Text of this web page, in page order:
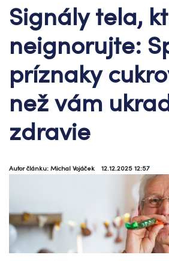
Signály tela,
neignorujte:
príznaky
než vám
zdravie
Autor článku: Michal Vojáček 12.12.2025 12:57